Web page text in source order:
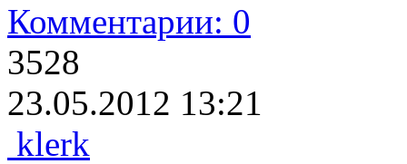
Комментарии: 0
3528
23.05.2012 13:21
klerk